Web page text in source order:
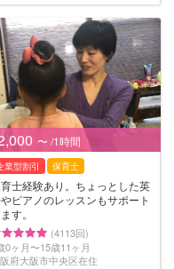
〜 /1時間
業型割引 保育士
士経験あり。ちょっとした英
ピアノのレッスンもサポート
す。
(4113回)
0ヶ月〜15歳11ヶ月
府大阪市中央区在住